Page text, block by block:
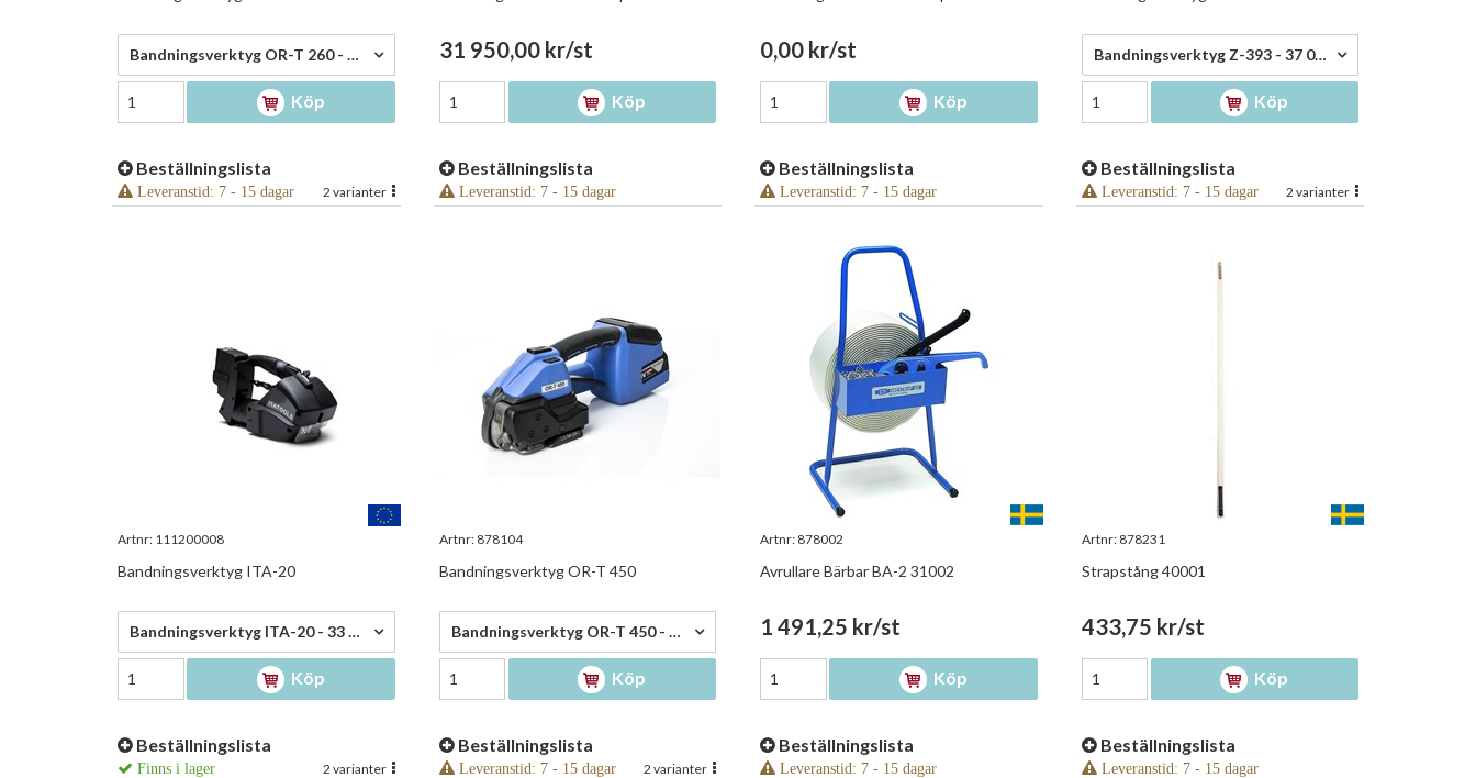
56 500,00 kr/st Bandningsverktyg OR-T 260 - 56 500,00 kr/st
Köp
Beställningslista
Leveranstid: 7 - 15 dagar 2 varianter
31 950,00 kr/st
Köp
Beställningslista
Leveranstid: 7 - 15 dagar
0,00 kr/st
Köp
Beställningslista
Leveranstid: 7 - 15 dagar
37 030,00 kr/st Bandningsverktyg Z-393 - 37 030,00 kr/st
Köp
Beställningslista
Leveranstid: 7 - 15 dagar 2 varianter
Artnr: 111200008
Bandningsverktyg ITA-20
33 591,50 kr/st Bandningsverktyg ITA-20 - 33 591,50 kr/st
Köp
Beställningslista
Finns i lager 2 varianter
Artnr: 878104
Bandningsverktyg OR-T 450
52 639,00 kr/st Bandningsverktyg OR-T 450 - 52 639,00 kr/st
Köp
Beställningslista
Leveranstid: 7 - 15 dagar 2 varianter
Artnr: 878002
Avrullare Bärbar BA-2 31002
1 491,25 kr/st
Köp
Beställningslista
Leveranstid: 7 - 15 dagar
Artnr: 878231
Strapstång 40001
433,75 kr/st
Köp
Beställningslista
Leveranstid: 7 - 15 dagar